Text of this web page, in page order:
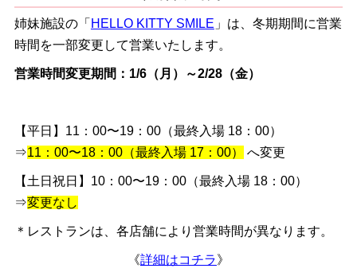
姉妹施設の「 HELLO KITTY SMILE 」は、冬期期間に営業
時間を一部変更して営業いたします。
営業時間変更期間：1/6（月）～2/28（金）
【平日】11：00〜19：00（最終入場 18：00）
⇒11：00〜18：00（最終入場 17：00） へ変更
【土日祝日】10：00〜19：00（最終入場 18：00）
⇒変更なし
＊レストランは、各店舗により営業時間が異なります。
《詳細はコチラ》